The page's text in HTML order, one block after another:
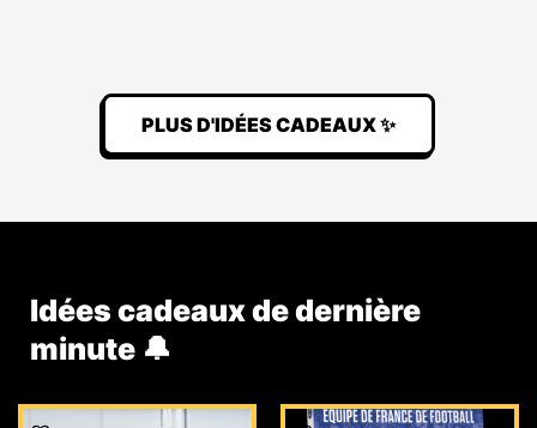
PLUS D'IDÉES CADEAUX ✨
Idées cadeaux de dernière
minute 🔔